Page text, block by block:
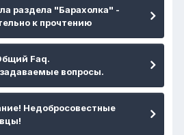
раздела "Барахолка" -
к прочтению
Faq.
вопросы.
Недобросовестные